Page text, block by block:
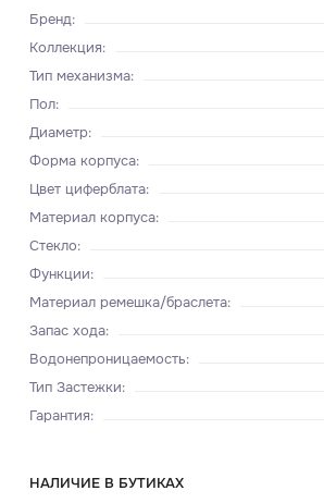
Бренд:
Коллекция:
Тип механизма:
Пол:
Диаметр:
Форма корпуса:
Цвет циферблата:
Материал корпуса:
Стекло:
Функции:
Материал ремешка/браслета:
Запас хода:
Водонепроницаемость:
Тип Застежки:
Гарантия:
НАЛИЧИЕ В БУТИКАХ